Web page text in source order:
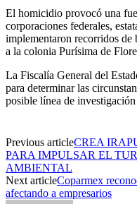
El homicidio provocó una
corporaciones federales,
implementaron recorridos de
a la colonia Purísima de
La Fiscalía General del
para determinar las
posible línea de
Previous articleCREA
PARA IMPULSAR EL
AMBIENTAL
Next articleCoparmex
afectando a empresarios